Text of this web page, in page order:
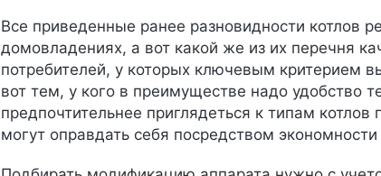
Все приведенные ранее разновидности котлов
домовладениях, а вот какой же из их перечня
потребителей, у которых ключевым критерием
вот тем, у кого в преимуществе надо удобство
предпочтительнее приглядеться к типам
могут оправдать себя посредством